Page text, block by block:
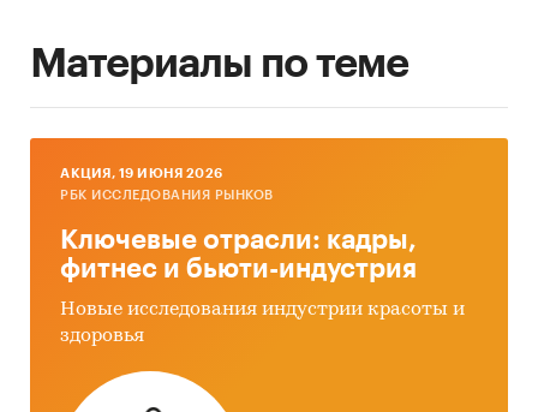
Материалы по теме
AКЦИЯ, 19 ИЮНЯ 2026
РБК ИССЛЕДОВАНИЯ РЫНКОВ
Ключевые отрасли: кадры,
фитнес и бьюти-индустрия
Новые исследования индустрии красоты и
здоровья